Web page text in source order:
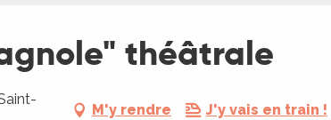
théâtrale
M'y rendre J'y vais en train !